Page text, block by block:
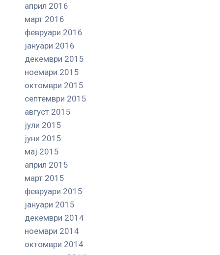
април 2016
март 2016
февруари 2016
јануари 2016
декември 2015
ноември 2015
октомври 2015
септември 2015
август 2015
јули 2015
јуни 2015
мај 2015
април 2015
март 2015
февруари 2015
јануари 2015
декември 2014
ноември 2014
октомври 2014